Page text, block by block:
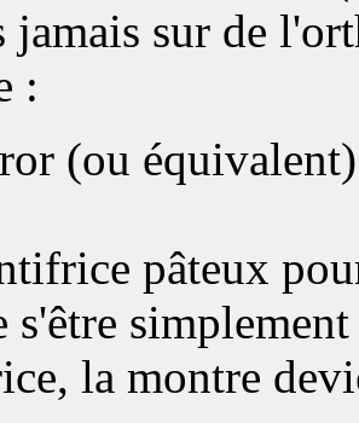
jamais sur de
:
(ou
pâteux
s'être
la montre